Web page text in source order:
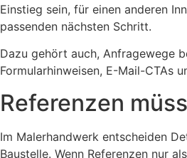
Einstieg sein, für einen anderen
passenden nächsten Schritt.
Dazu gehört auch, Anfragewege
Formularhinweisen, E-Mail-CTAs
Referenzen
Im Malerhandwerk entscheiden
Baustelle. Wenn Referenzen nur